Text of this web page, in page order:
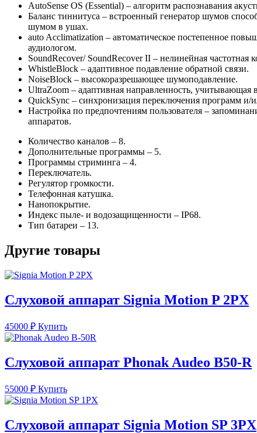
AutoSense OS (Essential) – алгоритм распознавания
Баланс тиннитуса – встроенный генератор шумов
шумом в ушах.
auto Acclimatization – автоматическое постепенное
аудиологом.
SoundRecover/ SoundRecover II – нелинейная частотная
WhistleBlock – адаптивное подавление обратной связи.
NoiseBlock – высокоразрешающее шумоподавление.
UltraZoom – адаптивная направленность, учитывающая
QuickSync – синхронизация переключения программ и/
Настройка по предпочтениям пользователя –
аппаратов.
Количество каналов – 8.
Дополнительные программы – 5.
Программы стриминга – 4.
Переключатель.
Регулятор громкости.
Телефонная катушка.
Нанопокрытие.
Индекс пыле- и водозащищенности – IP68.
Тип батареи – 13.
Другие товары
Слуховой аппарат Signia Motion P 2PX
45000 ₽ Купить
Слуховой аппарат Phonak Audeo B50-R
55000 ₽ Купить
Слуховой аппарат Signia Motion SP 3PX